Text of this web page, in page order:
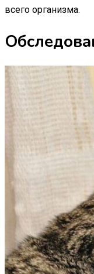
всего организма.